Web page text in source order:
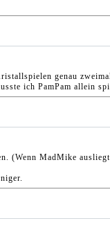
genau
ich PamPam allein
(Wenn MadMike